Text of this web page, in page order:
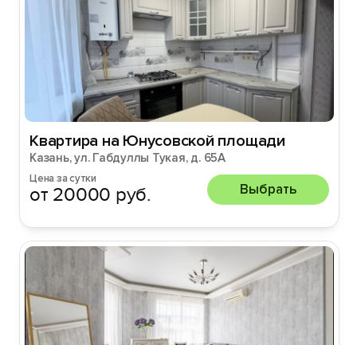
Квартира на Юнусовской площади
Казань, ул. Габдуллы Тукая, д. 65А
Цена за сутки
от 20000 руб. Выбрать